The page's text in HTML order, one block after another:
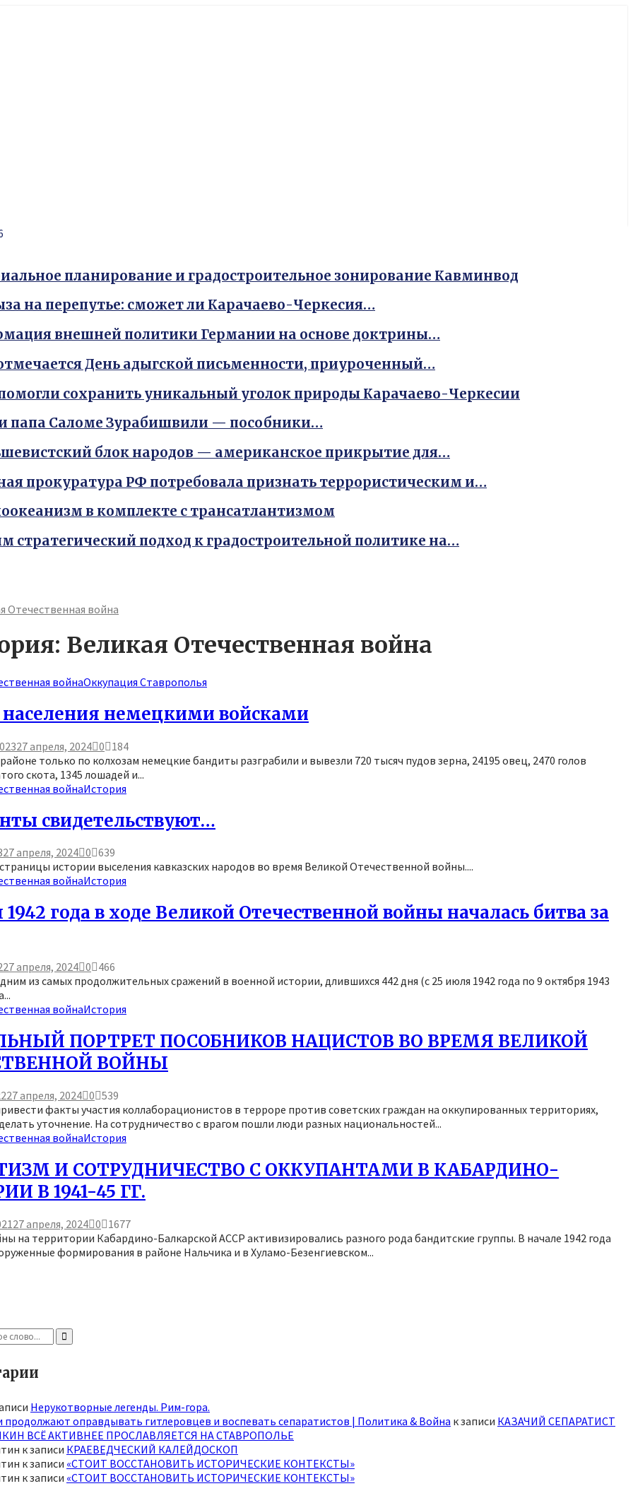
планирование и градостроительное зонирование Кавминвод
на перепутье: сможет ли Карачаево-Черкесия…
внешней политики Германии на основе доктрины…
День адыгской письменности, приуроченный…
сохранить уникальный уголок природы Карачаево-Черкесии
папа Саломе Зурабишвили — пособники…
блок народов — американское прикрытие для…
прокуратура РФ потребовала признать террористическим и…
в комплекте с трансатлантизмом
стратегический подход к градостроительной политике на…
Отечественная война
Великая Отечественная война
войнаОккупация Ставрополья
немецкими войсками
27 апреля, 2024 0 184
только по колхозам немецкие бандиты разграбили и вывезли 720 тысяч пудов зерна, 24195 овец, 2470 голов
скота, 1345 лошадей и...
войнаИстория
свидетельствуют…
27 апреля, 2024 0 639
истории выселения кавказских народов во время Великой Отечественной войны....
войнаИстория
года в ходе Великой Отечественной войны началась битва за
27 апреля, 2024 0 466
из самых продолжительных сражений в военной истории, длившихся 442 дня (с 25 июля 1942 года по 9 октября 1943
войнаИстория
ПОРТРЕТ ПОСОБНИКОВ НАЦИСТОВ ВО ВРЕМЯ ВЕЛИКОЙ
ВОЙНЫ
27 апреля, 2024 0 539
факты участия коллаборационистов в терроре против советских граждан на оккупированных территориях,
уточнение. На сотрудничество с врагом пошли люди разных национальностей...
войнаИстория
И СОТРУДНИЧЕСТВО С ОККУПАНТАМИ В КАБАРДИНО-
В 1941-45 ГГ.
27 апреля, 2024 0 1677
на территории Кабардино-Балкарской АССР активизировались разного рода бандитские группы. В начале 1942 года
формирования в районе Нальчика и в Хуламо-Безенгиевском...
Search
Нерукотворные легенды. Рим-гора.
продолжают оправдывать гитлеровцев и воспевать сепаратистов | Политика & Война к записи КАЗАЧИЙ СЕПАРАТИСТ
ВСЁ АКТИВНЕЕ ПРОСЛАВЛЯЕТСЯ НА СТАВРОПОЛЬЕ
к записи КРАЕВЕДЧЕСКИЙ КАЛЕЙДОСКОП
к записи «СТОИТ ВОССТАНОВИТЬ ИСТОРИЧЕСКИЕ КОНТЕКСТЫ»
к записи «СТОИТ ВОССТАНОВИТЬ ИСТОРИЧЕСКИЕ КОНТЕКСТЫ»